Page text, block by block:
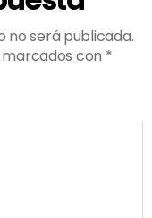
no será publicada.
con *